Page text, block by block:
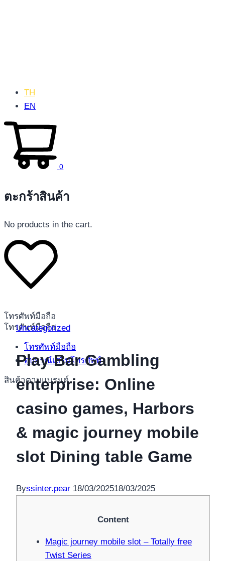
โทรศัพท์มือถือ
โทรศัพท์มือถือ
โทรศัพท์มือถือ
อุปกรณ์เสริมโทรศัพท์
สินค้าตามแบรนด์
TH
EN
0
ตะกร้าสินค้า
No products in the cart.
Uncategorized
Play Bar Gambling
enterprise: Online
casino games, Harbors
& magic journey mobile
slot Dining table Game
Byssinter.pear 18/03/202518/03/2025
Content
Magic journey mobile slot – Totally free
Twist Series